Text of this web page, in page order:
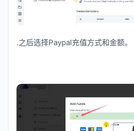
.之后选择Paypal充值方式和金额。